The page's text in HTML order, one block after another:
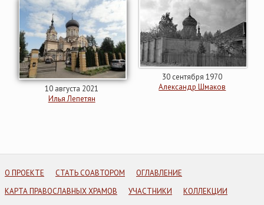
10 августа 2021
Илья Лепетян
30 сентября 1970
Александр Шмаков
О ПРОЕКТЕ СТАТЬ СОАВТОРОМ
ОГЛАВЛЕНИЕ
КАРТА ПРАВОСЛАВНЫХ ХРАМОВ
УЧАСТНИКИ
КОЛЛЕКЦИИ